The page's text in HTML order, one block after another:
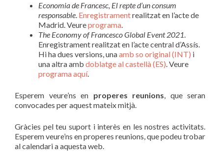
Economia de Francesc, El repte d’un consum
responsable. Enregistramentrealitzat en l’acte de
Madrid. Veureprograma.
The Economy of Francesco Global Event 2021.
Enregistrament realitzat en l’acte central d’Assís.
Hi ha dues versions, unaamb so original (INT) i
una altra amb doblatge al castellà (ES). Veure
programa aquí.
Esperem veure’ns en properes reunions, que seran
convocades per aquest mateix mitjà.
Gràcies pel teu suport i interès en les nostres activitats.
Esperem veure’ns en properes reunions, que podeu trobar
al calendari a aquesta web.